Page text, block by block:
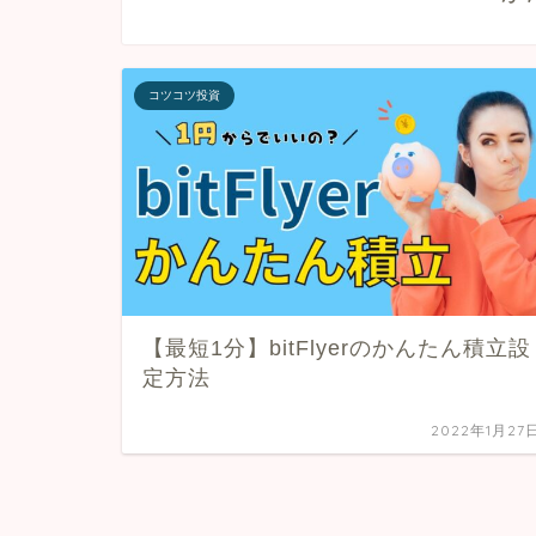
コツコツ投資
【最短1分】bitFlyerのかんたん積立設
定方法
2022年1月27